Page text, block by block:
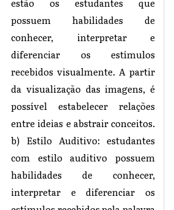
estão os estudantes que
possuem habilidades de
conhecer, interpretar e
diferenciar os estímulos
recebidos visualmente. A partir
da visualização das imagens, é
possível estabelecer relações
entre ideias e abstrair conceitos.
b) Estilo Auditivo: estudantes
com estilo auditivo possuem
habilidades de conhecer,
interpretar e diferenciar os